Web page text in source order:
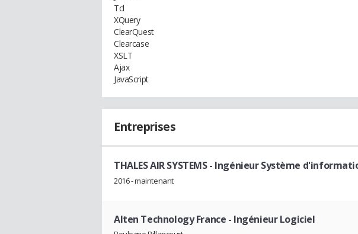
Tcl
XQuery
ClearQuest
Clearcase
XSLT
Ajax
JavaScript
Entreprises
THALES AIR SYSTEMS- Ingénieur Système
2016 - maintenant
Alten Technology France - Ingénieur Logiciel